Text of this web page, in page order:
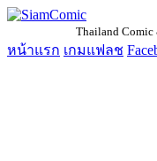
Thailand Comic
หน้าแรก เกมแฟลช